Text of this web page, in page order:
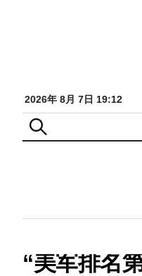
2026年 8月 7日 19:12
“美军排名